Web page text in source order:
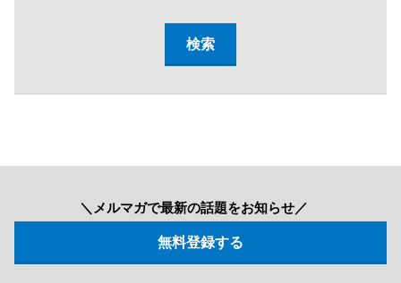
＼メルマガで最新の話題をお知らせ／